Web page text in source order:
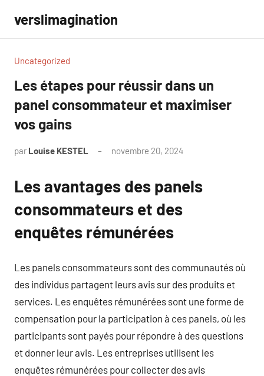
contenu
verslimagination
Uncategorized
Les étapes pour réussir dans un
panel consommateur et maximiser
vos gains
par Louise KESTEL novembre 20, 2024
Les avantages des panels
consommateurs et des
enquêtes rémunérées
Les panels consommateurs sont des communautés où
des individus partagent leurs avis sur des produits et
services. Les enquêtes rémunérées sont une forme de
compensation pour la participation à ces panels, où les
participants sont payés pour répondre à des questions
et donner leur avis. Les entreprises utilisent les
enquêtes rémunérées pour collecter des avis